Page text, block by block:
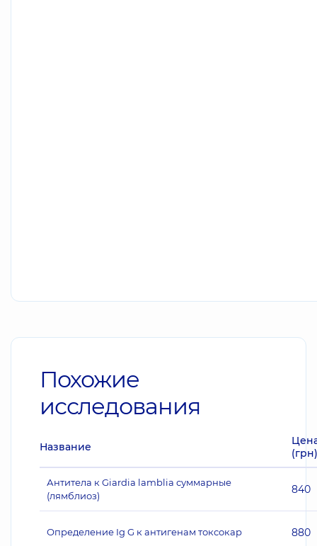
Похожие
исследования
Название
(грн)
Антитела к Giardia lamblia суммарные
(лямблиоз)
840
Определение Ig G к антигенам токсокар 880